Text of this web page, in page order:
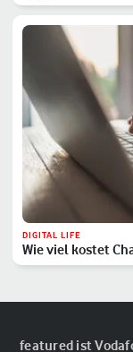
DIGITAL LIFE
Wie viel kostet
featured ist